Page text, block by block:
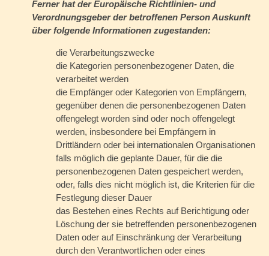
Ferner hat der Europäische Richtlinien- und
Verordnungsgeber der betroffenen Person Auskunft
über folgende Informationen zugestanden:
die Verarbeitungszwecke
die Kategorien personenbezogener Daten, die
verarbeitet werden
die Empfänger oder Kategorien von Empfängern,
gegenüber denen die personenbezogenen Daten
offengelegt worden sind oder noch offengelegt
werden, insbesondere bei Empfängern in
Drittländern oder bei internationalen Organisationen
falls möglich die geplante Dauer, für die die
personenbezogenen Daten gespeichert werden,
oder, falls dies nicht möglich ist, die Kriterien für die
Festlegung dieser Dauer
das Bestehen eines Rechts auf Berichtigung oder
Löschung der sie betreffenden personenbezogenen
Daten oder auf Einschränkung der Verarbeitung
durch den Verantwortlichen oder eines